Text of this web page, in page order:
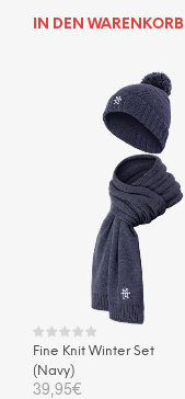
IN DEN WARENKORB
Fine Knit Winter Set
(Navy)
39,95€